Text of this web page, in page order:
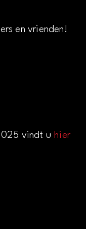
en vrienden!
vindt u hier